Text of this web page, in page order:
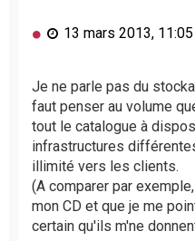
M
s
a
e
n
o
n
l
u
13 mars 2013, 11:05
Je ne parle pas du
faut penser au volume
tout le catalogue à
infrastructures
illimité vers les clients.
(A comparer par
mon CD et que je me
certain qu'ils m'ne